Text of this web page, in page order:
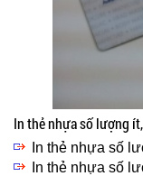
In thẻ nhựa số lượng
In thẻ nhựa số
In thẻ nhựa số